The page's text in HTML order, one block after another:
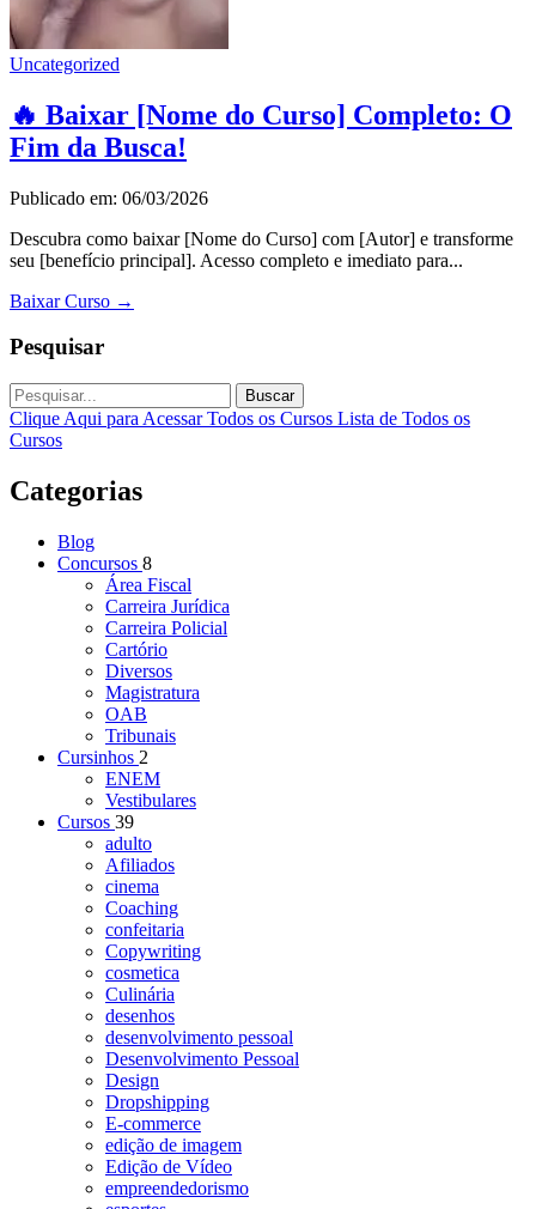
Uncategorized
🔥 Baixar [Nome do Curso] Completo: O
Fim da Busca!
Publicado em: 06/03/2026
Descubra como baixar [Nome do Curso] com [Autor] e transforme
seu [benefício principal]. Acesso completo e imediato para...
Baixar Curso →
Pesquisar
Buscar
Clique Aqui para Acessar Todos os Cursos Lista de Todos os
Cursos
Categorias
Blog
Concursos 8
Área Fiscal
Carreira Jurídica
Carreira Policial
Cartório
Diversos
Magistratura
OAB
Tribunais
Cursinhos 2
ENEM
Vestibulares
Cursos 39
adulto
Afiliados
cinema
Coaching
confeitaria
Copywriting
cosmetica
Culinária
desenhos
desenvolvimento pessoal
Desenvolvimento Pessoal
Design
Dropshipping
E-commerce
edição de imagem
Edição de Vídeo
empreendedorismo